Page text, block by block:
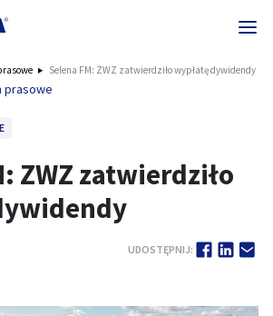
Selena FM: ZWZ zatwierdziło wypłatę dywidendy
prasowe
ZWZ zatwierdziło
UDOSTĘPNIJ: